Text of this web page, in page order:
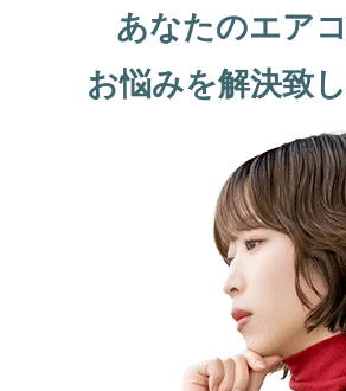
あなたのエア
お悩みを解決致